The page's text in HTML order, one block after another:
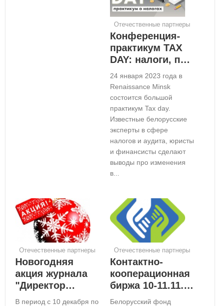
Отечественные партнеры
Конференция-
практикум TAX
DAY: налоги, п…
24 января 2023 года в
Renaissance Minsk
состоится большой
практикум Tax day.
Известные белорусские
эксперты в сфере
налогов и аудита, юристы
и финансисты сделают
выводы про изменения
в...
Отечественные партнеры
Новогодняя
акция журнала
"Директор…
В период с 10 декабря по
Отечественные партнеры
Контактно-
кооперационная
биржа 10-11.11.…
Белорусский фонд